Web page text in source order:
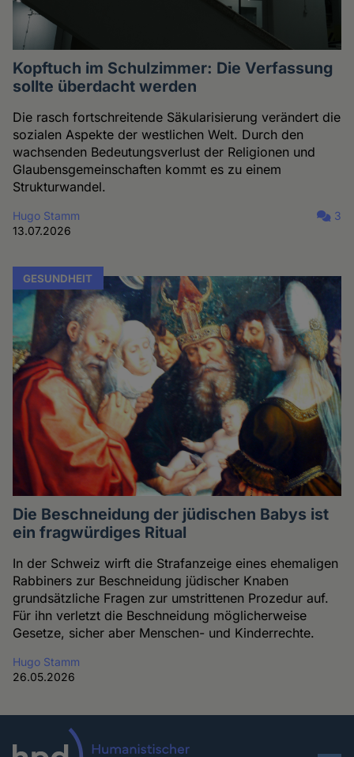
Kopftuch im Schulzimmer: Die Verfassung
sollte überdacht werden
Die rasch fortschreitende Säkularisierung verändert die
sozialen Aspekte der westlichen Welt. Durch den
wachsenden Bedeutungsverlust der Religionen und
Glaubensgemeinschaften kommt es zu einem
Strukturwandel.
Hugo Stamm
13.07.2026
3
GESUNDHEIT
Die Beschneidung der jüdischen Babys ist
ein fragwürdiges Ritual
In der Schweiz wirft die Strafanzeige eines ehemaligen
Rabbiners zur Beschneidung jüdischer Knaben
grundsätzliche Fragen zur umstrittenen Prozedur auf.
Für ihn verletzt die Beschneidung möglicherweise
Gesetze, sicher aber Menschen- und Kinderrechte.
Hugo Stamm
26.05.2026